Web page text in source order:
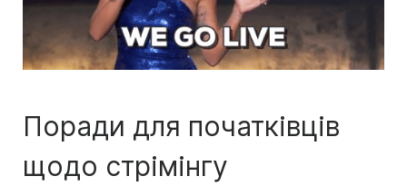
Поради для початківців
щодо стрімінгу